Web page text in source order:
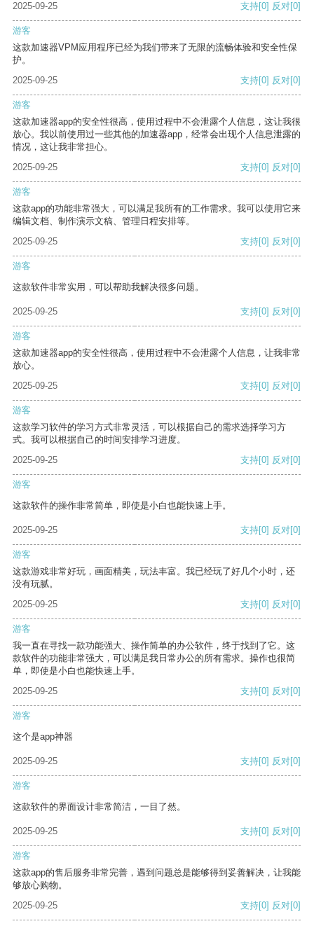
2025-09-25 支持[0] 反对[0]
游客
这款加速器VPM应用程序已经为我们带来了无限的流畅体验和安全性保
护。
2025-09-25
支持[0] 反对[0]
游客
这款加速器app的安全性很高，使用过程中不会泄露个人信息，这让我很
放心。我以前使用过一些其他的加速器app，经常会出现个人信息泄露的
情况，这让我非常担心。
2025-09-25
支持[0] 反对[0]
游客
这款app的功能非常强大，可以满足我所有的工作需求。我可以使用它来
编辑文档、制作演示文稿、管理日程安排等。
2025-09-25
支持[0] 反对[0]
游客
这款软件非常实用，可以帮助我解决很多问题。
2025-09-25 支持[0] 反对[0]
游客
这款加速器app的安全性很高，使用过程中不会泄露个人信息，让我非常
放心。
2025-09-25
支持[0] 反对[0]
游客
这款学习软件的学习方式非常灵活，可以根据自己的需求选择学习方
式。我可以根据自己的时间安排学习进度。
2025-09-25
支持[0] 反对[0]
游客
这款软件的操作非常简单，即使是小白也能快速上手。
2025-09-25 支持[0] 反对[0]
游客
这款游戏非常好玩，画面精美，玩法丰富。我已经玩了好几个小时，还
没有玩腻。
2025-09-25
支持[0] 反对[0]
游客
我一直在寻找一款功能强大、操作简单的办公软件，终于找到了它。这
款软件的功能非常强大，可以满足我日常办公的所有需求。操作也很简
单，即使是小白也能快速上手。
2025-09-25
支持[0] 反对[0]
游客
这个是app神器
2025-09-25 支持[0] 反对[0]
游客
这款软件的界面设计非常简洁，一目了然。
2025-09-25 支持[0] 反对[0]
游客
这款app的售后服务非常完善，遇到问题总是能够得到妥善解决，让我能
够放心购物。
2025-09-25
支持[0] 反对[0]